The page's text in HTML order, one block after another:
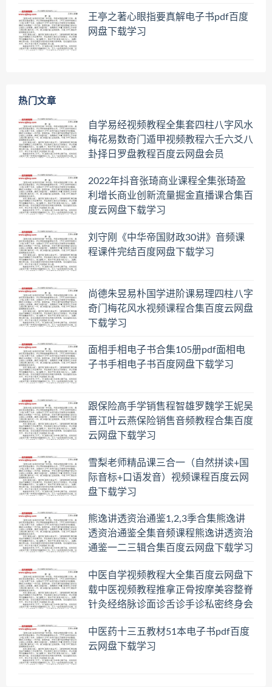
王亭之著心眼指要真解电子书pdf百度
网盘下载学习
热门文章
自学易经视频教程全集套四柱八字风水
梅花易数奇门遁甲视频教程六壬六爻八
卦择日罗盘教程百度云网盘会员
2022年抖音张琦商业课程全集张琦盈
利增长商业创新流量掘金直播课合集百
度云网盘下载学习
刘守刚《中华帝国财政30讲》音频课
程课件完结百度网盘下载学习
尚德朱昱易朴国学进阶课易理四柱八字
奇门梅花风水视频课程合集百度云网盘
下载学习
面相手相电子书合集105册pdf面相电
子书手相电子书百度网盘下载学习
跟保险高手学销售程智雄罗魏学王妮吴
晋江叶云燕保险销售音频教程合集百度
云网盘下载学习
雪梨老师精品课三合一（自然拼读+国
际音标+口语发音）视频课程百度云网
盘下载学习
熊逸讲透资治通鉴1,2,3季合集熊逸讲
透资治通鉴全集音频课程熊逸讲透资治
通鉴一二三辑合集百度云网盘下载学习
中医自学视频教程大全集百度云网盘下
载中医视频教程推拿正骨按摩美容整脊
针灸经络脉诊面诊舌诊手诊私密终身会
中医药十三五教材51本电子书pdf百度
云网盘下载学习